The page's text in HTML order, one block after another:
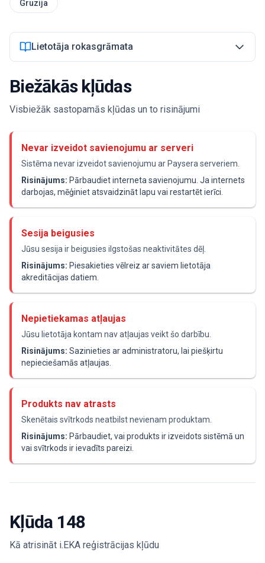
Sākt
Gruzija
Lietotāja rokasgrāmata
Biežākās kļūdas
Visbiežāk sastopamās kļūdas un to risinājumi
Nevar izveidot savienojumu ar serveri
Sistēma nevar izveidot savienojumu ar Paysera serveriem.
Risinājums: Pārbaudiet interneta savienojumu. Ja internets
darbojas, mēģiniet atsvaidzināt lapu vai restartēt ierīci.
Sesija beigusies
Jūsu sesija ir beigusies ilgstošas neaktivitātes dēļ.
Risinājums: Piesakieties vēlreiz ar saviem lietotāja
akreditācijas datiem.
Nepietiekamas atļaujas
Jūsu lietotāja kontam nav atļaujas veikt šo darbību.
Risinājums: Sazinieties ar administratoru, lai piešķirtu
nepieciešamās atļaujas.
Produkts nav atrasts
Skenētais svītrkods neatbilst nevienam produktam.
Risinājums: Pārbaudiet, vai produkts ir izveidots sistēmā un
vai svītrkods ir ievadīts pareizi.
Kļūda 148
Kā atrisināt i.EKA reģistrācijas kļūdu